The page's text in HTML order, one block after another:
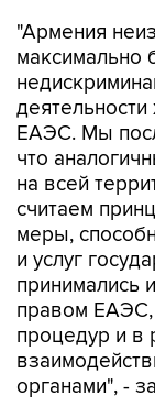
"Армения
максимально
деятельности
ЕАЭС. Мы
что
на всей
считаем
меры,
и услуг
принимались
правом ЕАЭС,
процедур и в
органами", -